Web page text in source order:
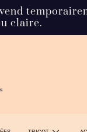
claire.